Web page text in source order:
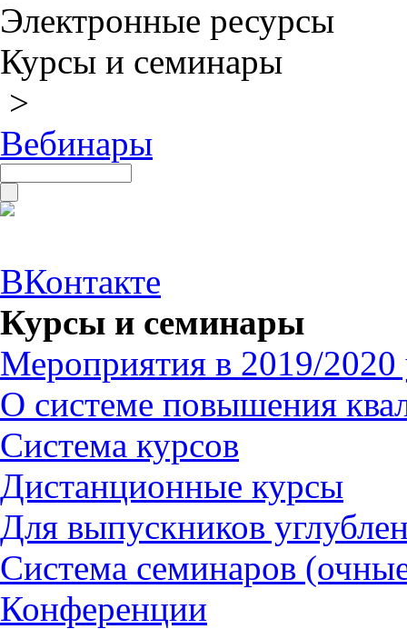
Электронные ресурсы
Курсы и семинары
>
Вебинары
ВКонтакте
Курсы и семинары
Мероприятия в 2019/2020
О системе повышения
Система курсов
Дистанционные курсы
Для выпускников
Система семинаров
Конференции